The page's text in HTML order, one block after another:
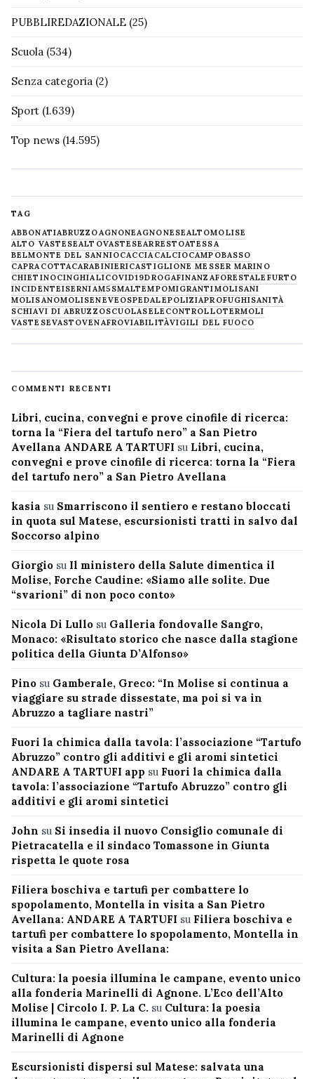
PUBBLIREDAZIONALE (25)
Scuola (534)
Senza categoria (2)
Sport (1.639)
Top news (14.595)
TAG
ABBONATIABRUZZOAGNONEAGNONESEALTOMOLISE
ALTO VASTESEALTOVASTESEARRESTOATESSA
BELMONTE DEL SANNIOCACCIACALCIOCAMPOBASSO
CAPRACOTTACARABINIERICASTIGLIONE MESSER MARINO
CHIETINOCINGHIALICOVID19DROGAFINANZAFORESTALE FURTO
INCIDENTEISERNIAM5SMALTEMPOMIGRANTIMOLISANI
MOLISANOMOLISENEVE OSPEDALEPOLIZIAPROFUGHISANITÀ
SCHIAVI DI ABRUZZOSCUOLASELECONTROLLOTERMOLI
VASTESEVASTOVENAFROVIABILITÀVIGILI DEL FUOCO
COMMENTI RECENTI
Libri, cucina, convegni e prove cinofile di ricerca:
torna la “Fiera del tartufo nero” a San Pietro
Avellana ANDARE A TARTUFI su Libri, cucina,
convegni e prove cinofile di ricerca: torna la “Fiera
del tartufo nero” a San Pietro Avellana
kasia su Smarriscono il sentiero e restano bloccati
in quota sul Matese, escursionisti tratti in salvo dal
Soccorso alpino
Giorgio su Il ministero della Salute dimentica il
Molise, Forche Caudine: «Siamo alle solite. Due
“svarioni” di non poco conto»
Nicola Di Lullo su Galleria fondovalle Sangro,
Monaco: «Risultato storico che nasce dalla stagione
politica della Giunta D’Alfonso»
Pino su Gamberale, Greco: “In Molise si continua a
viaggiare su strade dissestate, ma poi si va in
Abruzzo a tagliare nastri”
Fuori la chimica dalla tavola: l’associazione “Tartufo
Abruzzo” contro gli additivi e gli aromi sintetici
ANDARE A TARTUFI app su Fuori la chimica dalla
tavola: l’associazione “Tartufo Abruzzo” contro gli
additivi e gli aromi sintetici
John su Si insedia il nuovo Consiglio comunale di
Pietracatella e il sindaco Tomassone in Giunta
rispetta le quote rosa
Filiera boschiva e tartufi per combattere lo
spopolamento, Montella in visita a San Pietro
Avellana: ANDARE A TARTUFI su Filiera boschiva e
tartufi per combattere lo spopolamento, Montella in
visita a San Pietro Avellana:
Cultura: la poesia illumina le campane, evento unico
alla fonderia Marinelli di Agnone. L’Eco dell’Alto
Molise | Circolo I. P. La C. su Cultura: la poesia
illumina le campane, evento unico alla fonderia
Marinelli di Agnone
Escursionisti dispersi sul Matese: salvata una